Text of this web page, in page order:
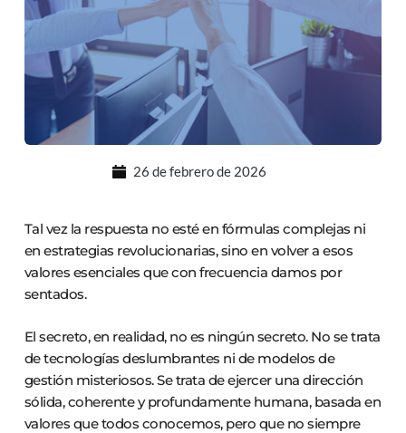
26 de febrero de 2026
Tal vez la respuesta no esté en fórmulas complejas ni
en estrategias revolucionarias, sino en volver a esos
valores esenciales que con frecuencia damos por
sentados.
El secreto, en realidad, no es ningún secreto. No se trata
de tecnologías deslumbrantes ni de modelos de
gestión misteriosos. Se trata de ejercer una dirección
sólida, coherente y profundamente humana, basada en
valores que todos conocemos, pero que no siempre